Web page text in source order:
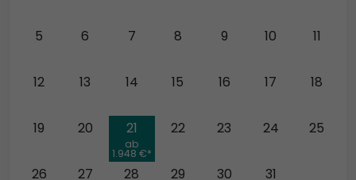
5 6 7 8 9 10 11
12 13 14 15 16 17 18
19 20
ab
1.948 €*
21 22 23 24 25
26 27 28 29 30 31